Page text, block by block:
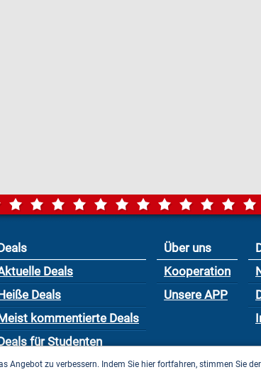
Deals
Deals
kommentierte Deals
für Studenten
Über uns
Kooperation
Unsere APP
Angebot zu verbessern. Indem Sie hier fortfahren, stimmen Sie